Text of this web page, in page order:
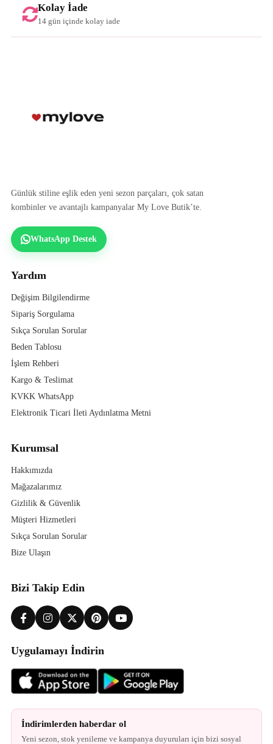
Kolay İade
14 gün içinde kolay iade
Günlük stiline eşlik eden yeni sezon parçaları, çok satan
kombinler ve avantajlı kampanyalar My Love Butik’te.
WhatsApp Destek
Yardım
Değişim Bilgilendirme
Sipariş Sorgulama
Sıkça Sorulan Sorular
Beden Tablosu
İşlem Rehberi
Kargo & Teslimat
KVKK WhatsApp
Elektronik Ticari İleti Aydınlatma Metni
Kurumsal
Hakkımızda
Mağazalarımız
Gizlilik & Güvenlik
Müşteri Hizmetleri
Sıkça Sorulan Sorular
Bize Ulaşın
Bizi Takip Edin
Uygulamayı İndirin
İndirimlerden haberdar ol
Yeni sezon, stok yenileme ve kampanya duyuruları için bizi sosyal